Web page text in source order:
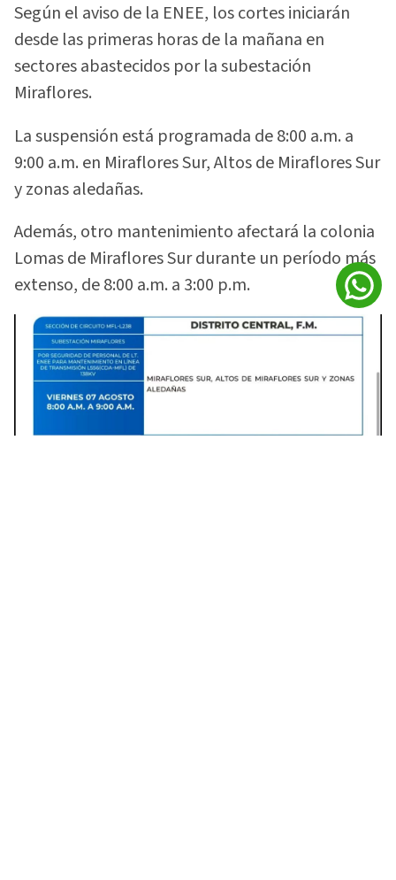
Según el aviso de la ENEE, los cortes iniciarán
desde las primeras horas de la mañana en
sectores abastecidos por la subestación
Miraflores.
La suspensión está programada de 8:00 a.m. a
9:00 a.m. en Miraflores Sur, Altos de Miraflores Sur
y zonas aledañas.
Además, otro mantenimiento afectará la colonia
Lomas de Miraflores Sur durante un período más
extenso, de 8:00 a.m. a 3:00 p.m.